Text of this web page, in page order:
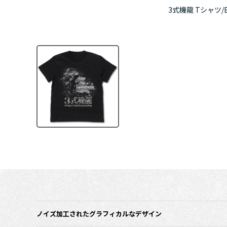
3式機龍 Tシャツ/
ノイズ加工されたグラフィカルなデザイン